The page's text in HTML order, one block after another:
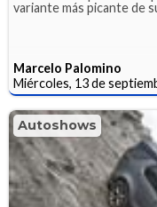
variante más picante de
Marcelo Palomino
Miércoles, 13 de
Autoshows